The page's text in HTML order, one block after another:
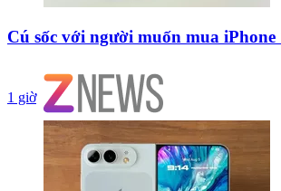
Cú sốc với người muốn mua iPhone
1 giờ